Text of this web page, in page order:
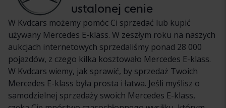
ustalonej cenie
W Kvdcars możemy pomóc Ci sprzedać lub kupić
używany Mercedes E-klass. W zeszłym roku na naszych
aukcjach internetowych sprzedaliśmy ponad 28 000
pojazdów, z czego kilka kosztowało Mercedes E-klass.
W Kvdcars wiemy, jak sprawić, by sprzedaż Twoich
Mercedes E-klass była prosta i łatwa. Jeśli myślisz o
samodzielnej sprzedaży swoich Mercedes E-klass,